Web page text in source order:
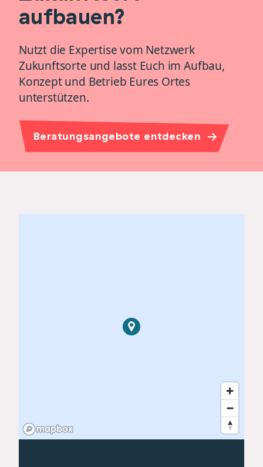
aufbauen?
Nutzt die Expertise vom Netzwerk
Zukunftsorte und lasst Euch im Aufbau,
Konzept und Betrieb Eures Ortes
unterstützen.
Beratungsangebote entdecken